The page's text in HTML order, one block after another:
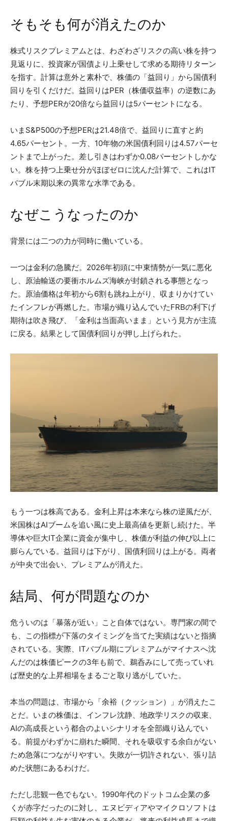
そもそも何が消えたのか
株式リスクプレミアムとは、わざわざリスクの高い株を持つ
見返りに、投資家が国債より上乗せして求める期待リターン
を指す。計算は意外と素朴で、株価の「益回り」から国債利
回りを引くだけだ。益回りはPER（株価収益率）の逆数にあ
たり、予想PERが20倍なら益回りは5パーセントになる。
いまS&P500の予想PERは21.48倍で、益回りに直すと約
4.65パーセント。一方、10年物の米国債利回りは4.57パーセ
ントまで上がった。差し引きはわずか0.08パーセントしかな
い。株を持つ上乗せ分がほぼゼロに沈んだ計算で、これはIT
バブル末期以来の異常な水準である。
なぜこうなったのか
背景には二つの力が同時に働いている。
一つは金利の急騰だ。2026年初頭に中東情勢が一気に悪化
し、原油輸送の要衝ホルムズ海峡が封鎖される事態となっ
た。原油価格は年初から6割も跳ね上がり、収まりかけてい
たインフレが再燃した。市場が織り込んでいたFRBの利下げ
期待は吹き飛び、「金利は当面高いまま」という見方が主流
に戻る。結果として国債利回りが押し上げられた。
もう一つは株高である。金利上昇は本来なら株の逆風だが、
米国株はAIブームを追い風に史上最高値を更新し続けた。半
導体や巨大IT企業に資金が集中し、株価が利益の伸び以上に
膨らんでいる。益回りは下がり、国債利回りは上がる。両者
が中央で出会い、プレミアムが消えた。
結局、何が問題なのか
危ういのは「暴落が近い」こと自体ではない。専門家の間で
も、この指標が下落のタイミングを当てた実績はないと指摘
されている。実際、ITバブル期にプレミアムがマイナスへ沈
んだのは株価ピークの3年も前で、鵜呑みにして売っていれ
ば歴史的な上昇相場をまるごと取り逃がしていた。
本当の問題は、市場から「余裕（クッション）」が消えたこ
とだ。いまの株価は、インフレ沈静、地政学リスクの収束、
AIの高成長という都合のよいシナリオを全部織り込んでい
る。前提がわずかに崩れた瞬間、それを吸収する余白がない
ため急落につながりやすい。失敗が一切許されない、張り詰
めた状態にあるわけだ。
ただし悲観一色でもない。1990年代のドットコム企業の多
くが赤字だったのに対し、エヌビディアやマイクロソフトは